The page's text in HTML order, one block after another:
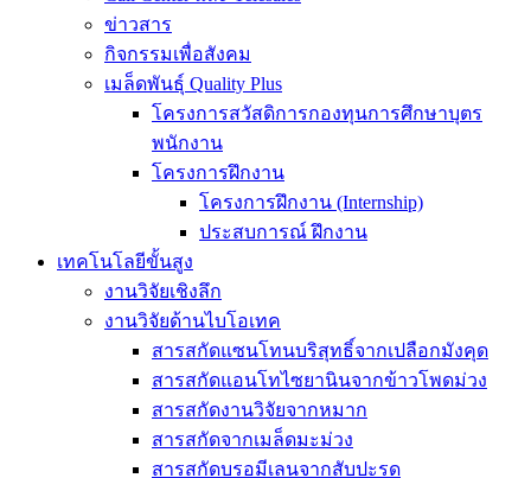
ข่าวสาร
กิจกรรมเพื่อสังคม
เมล็ดพันธุ์ Quality Plus
โครงการสวัสดิการกองทุนการศึกษาบุตร
พนักงาน
โครงการฝึกงาน
โครงการฝึกงาน (Internship)
ประสบการณ์ ฝึกงาน
เทคโนโลยีขั้นสูง
งานวิจัยเชิงลึก
งานวิจัยด้านไบโอเทค
สารสกัดแซนโทนบริสุทธิ์จากเปลือกมังคุด
สารสกัดแอนโทไซยานินจากข้าวโพดม่วง
สารสกัดงานวิจัยจากหมาก
สารสกัดจากเมล็ดมะม่วง
สารสกัดบรอมีเลนจากสับปะรด